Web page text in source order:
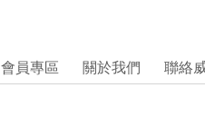
會員專區 關於我們 聯絡